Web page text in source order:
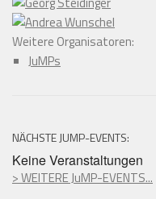
Weitere Organisatoren:
JuMPs
NÄCHSTE JUMP-EVENTS:
Keine Veranstaltungen
> WEITERE JuMP-EVENTS...